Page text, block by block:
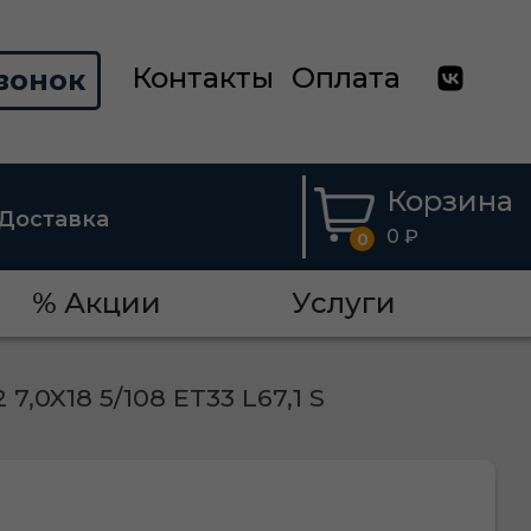
Контакты Оплата
0
Корзина
0 ₽
% Акции Услуги
5/108 ET33 L67,1 S